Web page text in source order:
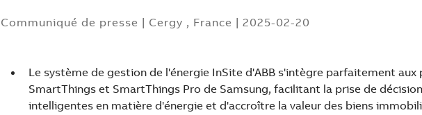
Communiqué de presse | Cergy , France | 2025-02-20
Le système de gestion de l'énergie InSite d'ABB s'intègre parfaitement
SmartThings et SmartThings Pro de Samsung, facilitant la prise de
intelligentes en matière d'énergie et d'accroître la valeur des biens